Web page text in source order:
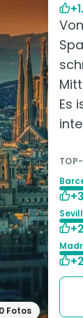
Fotos
Es